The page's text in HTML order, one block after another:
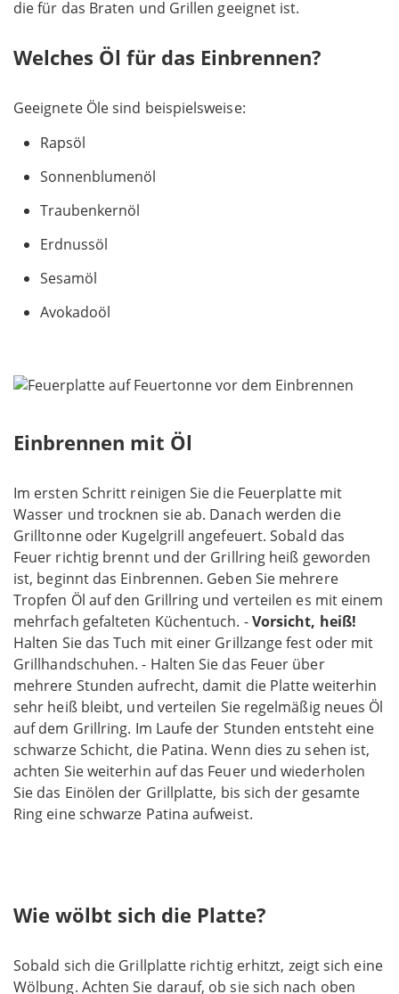
die für das Braten und Grillen geeignet ist.
Welches Öl für das Einbrennen?
Geeignete Öle sind beispielsweise:
Rapsöl
Sonnenblumenöl
Traubenkernöl
Erdnussöl
Sesamöl
Avokadoöl
Einbrennen mit Öl
Im ersten Schritt reinigen Sie die Feuerplatte mit
Wasser und trocknen sie ab. Danach werden die
Grilltonne oder Kugelgrill angefeuert. Sobald das
Feuer richtig brennt und der Grillring heiß geworden
ist, beginnt das Einbrennen. Geben Sie mehrere
Tropfen Öl auf den Grillring und verteilen es mit einem
mehrfach gefalteten Küchentuch. -Vorsicht, heiß!
Halten Sie das Tuch mit einer Grillzange fest oder mit
Grillhandschuhen. - Halten Sie das Feuer über
mehrere Stunden aufrecht, damit die Platte weiterhin
sehr heiß bleibt, und verteilen Sie regelmäßig neues Öl
auf dem Grillring. Im Laufe der Stunden entsteht eine
schwarze Schicht, die Patina. Wenn dies zu sehen ist,
achten Sie weiterhin auf das Feuer und wiederholen
Sie das Einölen der Grillplatte, bis sich der gesamte
Ring eine schwarze Patina aufweist.
Wie wölbt sich die Platte?
Sobald sich die Grillplatte richtig erhitzt, zeigt sich eine
Wölbung. Achten Sie darauf, ob sie sich nach oben